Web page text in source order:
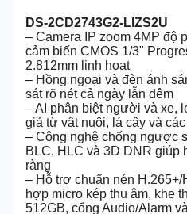
DS-2CD2743G2-LIZS2U
– Camera IP zoom 4MP độ
cảm biến CMOS 1/3"
2.812mm linh hoạt
– Hồng ngoại và đèn ánh
sát rõ nét cả ngày lẫn đêm
– AI phân biệt người và xe,
giả từ vật nuôi, lá cây và
– Công nghệ chống ngược
BLC, HLC và 3D DNR giúp
ràng
– Hỗ trợ chuẩn nén H.265+/
hợp micro kép thu âm, khe
512GB, cổng Audio/Alarm